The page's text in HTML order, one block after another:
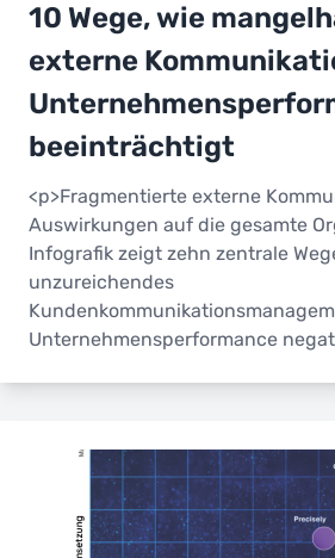
10 Wege, wie
externe
beeinträchtigt
<p>Fragmentierte externe
Auswirkungen auf die gesamte
Infografik zeigt zehn zentrale
unzureichendes
Unternehmensperformance